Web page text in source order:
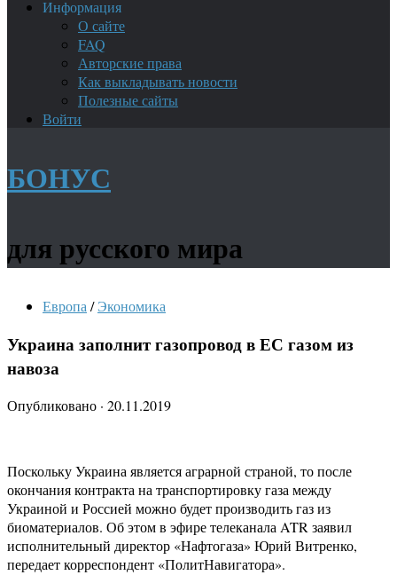
Информация
О сайте
FAQ
Авторские права
Как выкладывать новости
Полезные сайты
Войти
БОНУС
для русского мира
Европа / Экономика
Украина заполнит газопровод в ЕС газом из
навоза
Опубликовано · 20.11.2019
Поскольку Украина является аграрной страной, то после
окончания контракта на транспортировку газа между
Украиной и Россией можно будет производить газ из
биоматериалов. Об этом в эфире телеканала ATR заявил
исполнительный директор «Нафтогаза» Юрий Витренко,
передает корреспондент «ПолитНавигатора».